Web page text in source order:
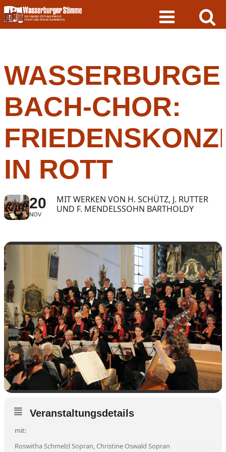
Skip
to
content
BACH-CHOR:
IN ROTT
20
NOV
MIT WERKEN VON H. SCHÜTZ, J. RUTTER
UND F. MENDELSSOHN BARTHOLDY
Veranstaltungsdetails
mit:
Roswitha Schmelzl Sopran, Christine Oswald Sopran